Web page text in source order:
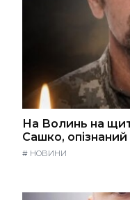
На Волинь на
Сашко,
# НОВИНИ